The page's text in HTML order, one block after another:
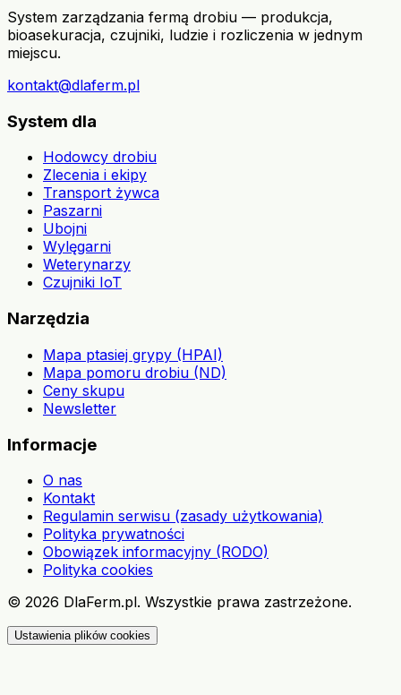
System zarządzania fermą drobiu — produkcja,
bioasekuracja, czujniki, ludzie i rozliczenia w jednym
miejscu.
kontakt@dlaferm.pl
System dla
Hodowcy drobiu
Zlecenia i ekipy
Transport żywca
Paszarni
Ubojni
Wylęgarni
Weterynarzy
Czujniki IoT
Narzędzia
Mapa ptasiej grypy (HPAI)
Mapa pomoru drobiu (ND)
Ceny skupu
Newsletter
Informacje
O nas
Kontakt
Regulamin serwisu (zasady użytkowania)
Polityka prywatności
Obowiązek informacyjny (RODO)
Polityka cookies
© 2026 DlaFerm.pl. Wszystkie prawa zastrzeżone.
Ustawienia plików cookies